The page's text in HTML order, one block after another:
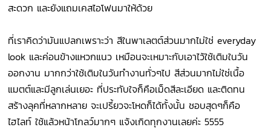
สะดวก และยังแถมเคสไอโฟนมาให้ด้วย
ที่เราคิดว่ามันแปลกเพราะว่า สีในพาเลตต์ส่วนมากไม่ใช่ everyday
look และค่อนข้างแหวกแนว เหมือนจะเหมาะกับเอาไว้ใช้เติมในวัน
ออกงาน มากกว่าใช้เติมในวันทำงานทั่วๆไป สีส่วนมากไม่ใช่เนื้อ
แมตต์และมีลูกเล่นเยอะ ที่ประทับใจก็คือเม็ดสีละเอียด และติดทน
สร้างลุคที่หลากหลาย จะเปรี้ยวจะโหดก็ได้ทั้งนั้น ชอบสุดๆก็คือ
ไฮไลท์ ใช้แล้วหน้าโกลว์มากๆ แจ้งเกิดทุกงานเลยค่ะ 5555